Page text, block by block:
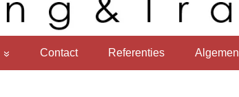
Contact Referenties